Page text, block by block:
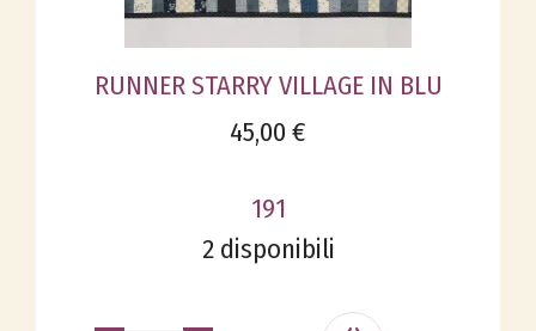
RUNNER STARRY VILLAGE IN BLU
45,00 €
191
2 disponibili